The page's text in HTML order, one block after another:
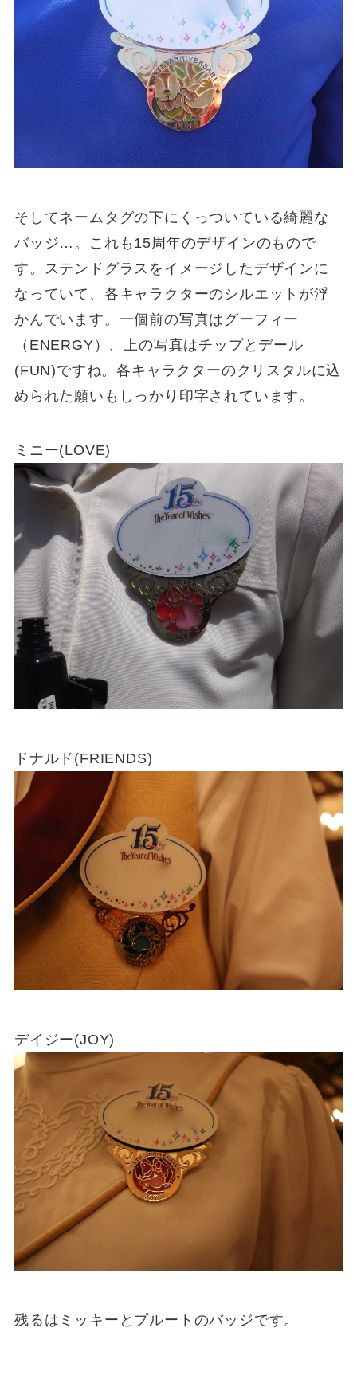
そしてネームタグの下にくっついている綺麗な
バッジ…。これも15周年のデザインのもので
す。ステンドグラスをイメージしたデザインに
なっていて、各キャラクターのシルエットが浮
かんでいます。一個前の写真はグーフィー
（ENERGY）、上の写真はチップとデール
(FUN)ですね。各キャラクターのクリスタルに込
められた願いもしっかり印字されています。
ミニー(LOVE)
ドナルド(FRIENDS)
デイジー(JOY)
残るはミッキーとプルートのバッジです。